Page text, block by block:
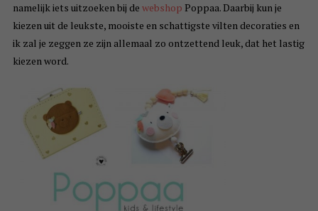
namelijk iets uitzoeken bij de webshop Poppaa. Daarbij kun je
kiezen uit de leukste, mooiste en schattigste vilten decoraties en
ik zal je zeggen ze zijn allemaal zo ontzettend leuk, dat het lastig
kiezen word.